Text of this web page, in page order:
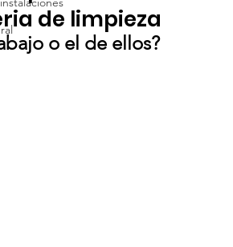
de limpieza
o el de ellos?